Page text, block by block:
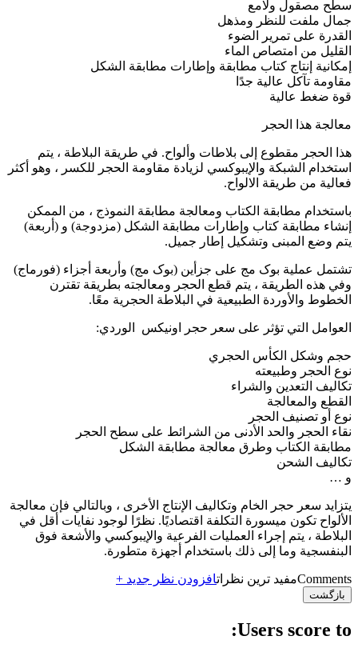
سطح مصقول ولامع
جمال ملفت للنظر ومذهل
القدرة على تمرير الضوء
القليل من امتصاص الماء
إمكانية إنتاج كتاب مطابقة وإطارات مطابقة الشكل
مقاومة تآكل عالية جدًا
قوة ضغط عالية
معالجة هذا الحجر
هذا الحجر مقطوع إلى بلاطات وألواح. في طريقة البلاطة ، يتم
استخدام الشبكة والإيبوكسي لزيادة مقاومة الحجر للكسر ، وهو أكثر
فعالية من طريقة الالواح.
باستخدام مطابقة الكتاب ومعالجة مطابقة النموذج ، من الممكن
إنشاء مطابقة كتاب وإطارات مطابقة الشكل (مزدوجة) و (أربعة)
يتم وضع المبنى وتشكيل إطار جميل.
تشتمل عملية بوک مج على جزأين (بوک مج) وأربعة أجزاء (فورماج)
وفي هذه الطريقة ، يتم قطع الحجر ومعالجته بطريقة تقترن
الخطوط والأوردة الطبيعية في البلاطة الحجرية معًا.
العوامل التي تؤثر على سعر حجر اونیکس الوردي:
حجم وشكل الكأس الحجري
نوع الحجر وطبيعته
تكاليف التعدين والشراء
القطع والمعالجة
نوع أو تصنيف الحجر
نقاء الحجر والحد الأدنى من الشرائط على سطح الحجر
مطابقة الكتاب وطرق معالجة مطابقة الشكل
تكاليف الشحن
و …
يتزايد سعر حجر الخام وتكاليف الإنتاج الأخرى ، وبالتالي فإن معالجة
الألواح تكون ميسورة التكلفة اقتصاديًا. نظرًا لوجود نفايات أقل في
البلاطة ، يتم إجراء العمليات الفرعية والإيبوكسي والأشعة فوق
البنفسجية وما إلى ذلك باستخدام أجهزة متطورة.
Commentsمفید ترین نظراتافزودن نظر جدید +
بازگشت
Users score to: